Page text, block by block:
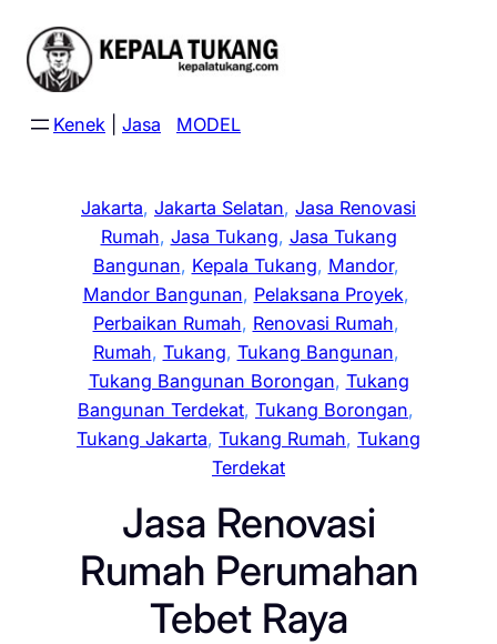
content
Kenek Jasa MODEL
Jakarta, Jakarta Selatan, Jasa Renovasi
Rumah, Jasa Tukang, Jasa Tukang
Bangunan, Kepala Tukang, Mandor
Mandor Bangunan, Pelaksana Proyek
Perbaikan Rumah, Renovasi Rumah
Rumah, Tukang, Tukang Bangunan
Tukang Bangunan Borongan, Tukang
Bangunan Terdekat, Tukang Borongan
Tukang Jakarta, Tukang Rumah, Tukang
Terdekat
Jasa Renovasi
Rumah Perumahan
Tebet Raya